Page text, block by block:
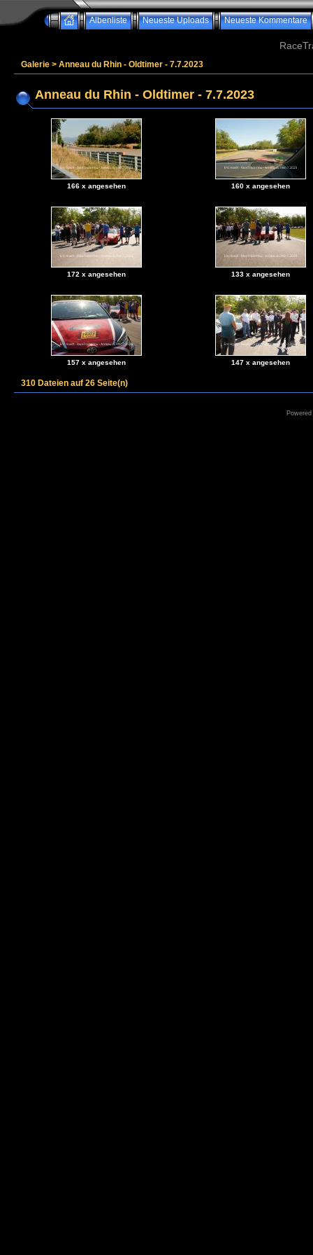
Albenliste Neueste Uploads Neueste Kommentare
Galerie > Anneau du Rhin - Oldtimer - 7.7.2023
Anneau du Rhin - Oldtimer - 7.7.2023
166 x angesehen 160 x angesehen
172 x angesehen 133 x angesehen
157 x angesehen 147 x angesehen
310 Dateien auf 26 Seite(n)